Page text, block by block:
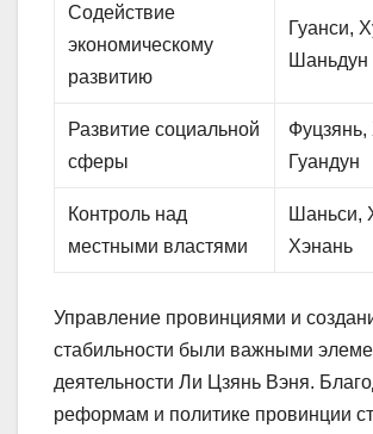
Содействие
экономическому
развитию
Гуанси,
Шаньдун
Развитие социальной
сферы
Фуцзянь,
Гуандун
Контроль над
местными властями
Шаньси,
Хэнань
Управление провинциями и
стабильности были важными
деятельности Ли Цзянь Вэня.
реформам и политике провинции